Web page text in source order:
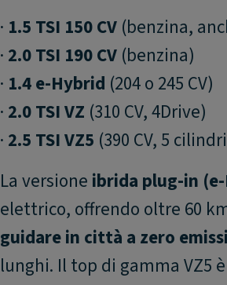
· 1.5 TSI 150 CV (benzina,
· 2.0 TSI 190 CV (benzina)
· 1.4 e-Hybrid (204 o 245 CV)
· 2.0 TSI VZ (310 CV, 4Drive)
· 2.5 TSI VZ5 (390 CV, 5
La versione ibrida plug-in
elettrico, offrendo oltre 60
guidare in città a zero
lunghi. Il top di gamma VZ5